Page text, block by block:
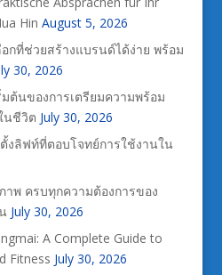
Hin August 5, 2026
กที่ช่วยสร้างแบรนด์ได้ง่าย พร้อม
30, 2026
ต้นของการเตรียมความพร้อม
นชีวิต July 30, 2026
งลิฟท์ที่ตอบโจทย์การใช้งานใน
พ ครบทุกความต้องการของ
July 30, 2026
A Complete Guide to
Fitness July 30, 2026